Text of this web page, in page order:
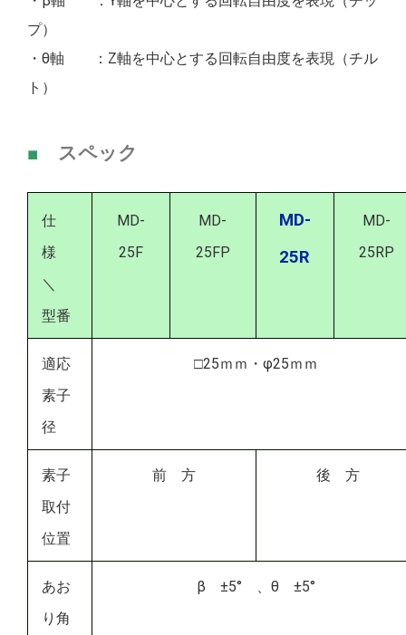
プ）
・θ軸 ：Z軸を中心とする回転自由度を表現（チル
ト）
■ スペック
仕
様
＼
型番
MD-
25F
MD-
25FP
MD-
25R
MD-
25RP
適応
素子
径
□25ｍｍ・φ25ｍｍ
素子
取付
位置
前 方 後 方
あお
り角
β ±5° 、θ ±5°